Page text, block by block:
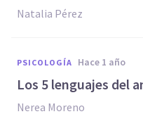
Natalia Pérez
PSICOLOGÍA hace 1 año
Los 5 lenguajes del
Nerea Moreno